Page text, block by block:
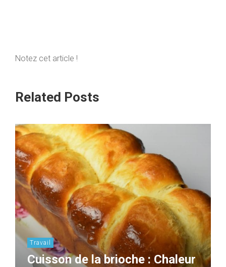
Notez cet article !
Related Posts
Travail
Cuisson de la brioche : Chaleur